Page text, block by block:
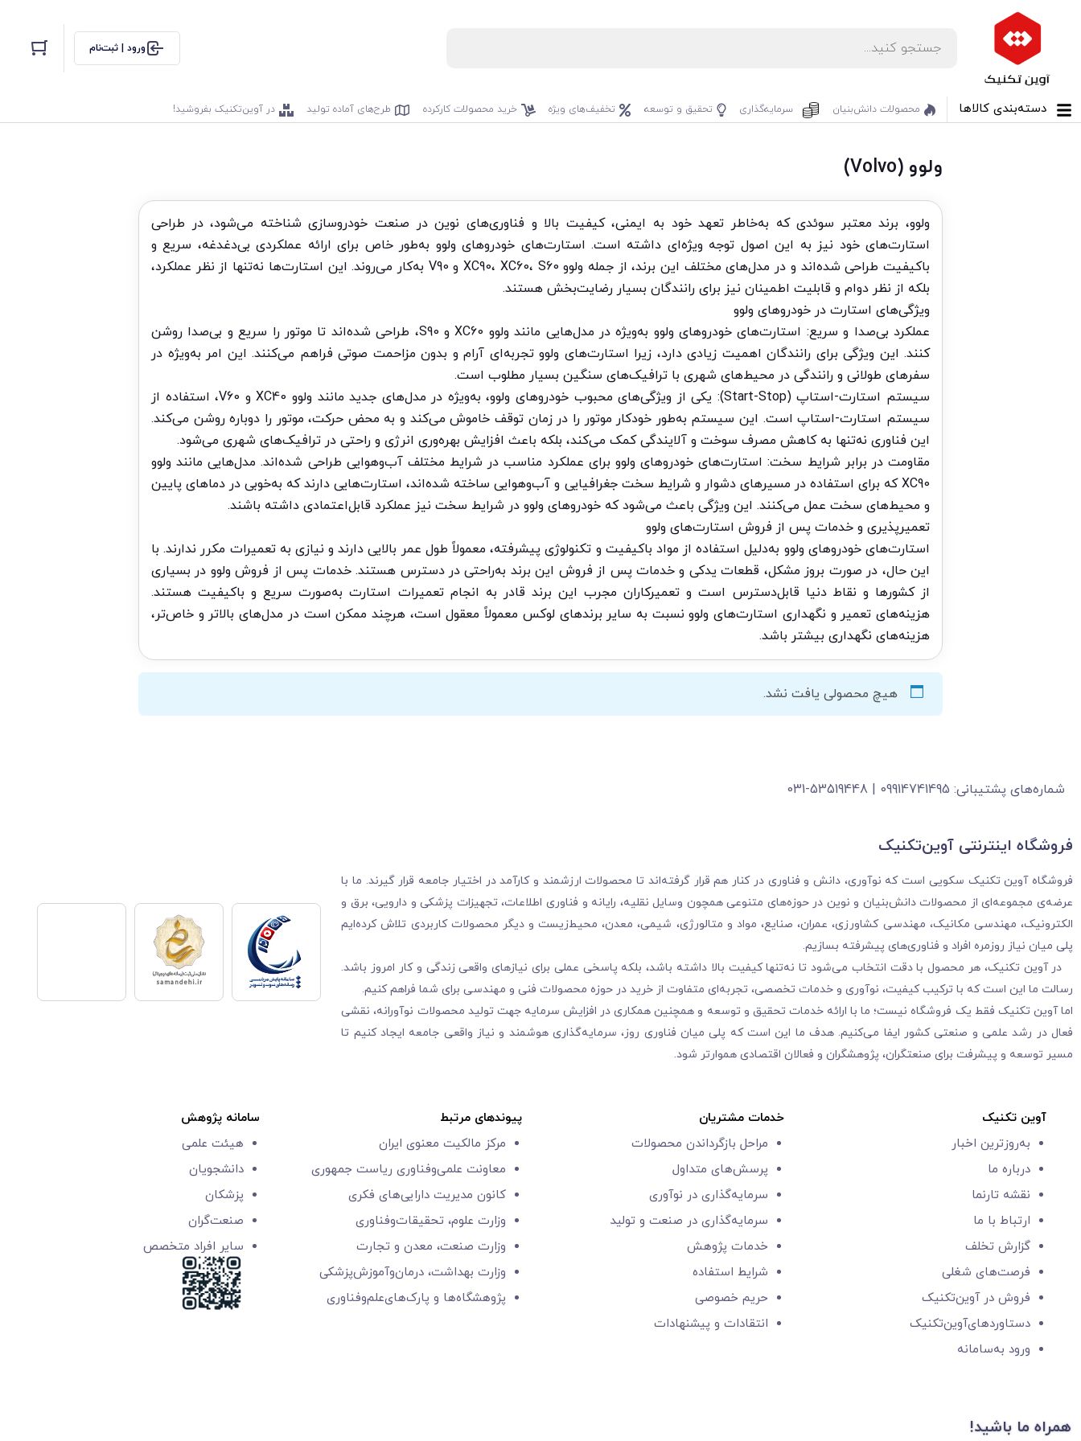
ورود | ثبت‌نام
دسته‌بندی کالاها محصولات دانش‌بنیان‌ سرمایه‌گذاری تحقیق و توسعه تخفیف‌های ویژه خرید محصولات کارکرده طرح‌های آماده تولید در آوین‌تکنیک بفروشید!
ولوو (Volvo)
ولوو، برند معتبر سوئدی که به‌خاطر تعهد خود به ایمنی، کیفیت بالا و فناوری‌های نوین در صنعت خودروسازی شناخته می‌شود، در طراحی
استارت‌های خود نیز به این اصول توجه ویژه‌ای داشته است. استارت‌های خودروهای ولوو به‌طور خاص برای ارائه عملکردی بی‌دغدغه، سریع و
باکیفیت طراحی شده‌اند و در مدل‌های مختلف این برند، از جمله ولوو XC90، XC60، S60 و V90 به‌کار می‌روند. این استارت‌ها نه‌تنها از نظر عملکرد،
بلکه از نظر دوام و قابلیت اطمینان نیز برای رانندگان بسیار رضایت‌بخش هستند.
ویژگی‌های استارت در خودروهای ولوو
عملکرد بی‌صدا و سریع: استارت‌های خودروهای ولوو به‌ویژه در مدل‌هایی مانند ولوو XC60 و S90، طراحی شده‌اند تا موتور را سریع و بی‌صدا روشن
کنند. این ویژگی برای رانندگان اهمیت زیادی دارد، زیرا استارت‌های ولوو تجربه‌ای آرام و بدون مزاحمت صوتی فراهم می‌کنند. این امر به‌ویژه در
سفرهای طولانی و رانندگی در محیط‌های شهری با ترافیک‌های سنگین بسیار مطلوب است.
سیستم استارت-استاپ (Start-Stop): یکی از ویژگی‌های محبوب خودروهای ولوو، به‌ویژه در مدل‌های جدید مانند ولوو XC40 و V60، استفاده از
سیستم استارت-استاپ است. این سیستم به‌طور خودکار موتور را در زمان توقف خاموش می‌کند و به محض حرکت، موتور را دوباره روشن می‌کند.
این فناوری نه‌تنها به کاهش مصرف سوخت و آلایندگی کمک می‌کند، بلکه باعث افزایش بهره‌وری انرژی و راحتی در ترافیک‌های شهری می‌شود.
مقاومت در برابر شرایط سخت: استارت‌های خودروهای ولوو برای عملکرد مناسب در شرایط مختلف آب‌وهوایی طراحی شده‌اند. مدل‌هایی مانند ولوو
XC90 که برای استفاده در مسیرهای دشوار و شرایط سخت جغرافیایی و آب‌وهوایی ساخته شده‌اند، استارت‌هایی دارند که به‌خوبی در دماهای پایین
و محیط‌های سخت عمل می‌کنند. این ویژگی باعث می‌شود که خودروهای ولوو در شرایط سخت نیز عملکرد قابل‌اعتمادی داشته باشند.
تعمیرپذیری و خدمات پس از فروش استارت‌های ولوو
استارت‌های خودروهای ولوو به‌دلیل استفاده از مواد باکیفیت و تکنولوژی پیشرفته، معمولاً طول عمر بالایی دارند و نیازی به تعمیرات مکرر ندارند. با
این حال، در صورت بروز مشکل، قطعات یدکی و خدمات پس از فروش این برند به‌راحتی در دسترس هستند. خدمات پس از فروش ولوو در بسیاری
از کشورها و نقاط دنیا قابل‌دسترس است و تعمیرکاران مجرب این برند قادر به انجام تعمیرات استارت به‌صورت سریع و باکیفیت هستند.
هزینه‌های تعمیر و نگهداری استارت‌های ولوو نسبت به سایر برندهای لوکس معمولاً معقول است، هرچند ممکن است در مدل‌های بالاتر و خاص‌تر،
هزینه‌های نگهداری بیشتر باشد.
هیچ محصولی یافت نشد.
شماره‌های پشتیبانی: 09914741495 | 53519448-031
فروشگاه‌ اینترنتی آوین‌تکنیک
فروشگاه آوین تکنیک سکویی است که نوآوری، دانش و فناوری در کنار هم قرار گرفته‌اند تا محصولات ارزشمند و کارآمد در اختیار جامعه قرار گیرند. ما با
عرضه‌ی مجموعه‌ای از محصولات دانش‌بنیان و نوین در حوزه‌های متنوعی همچون وسایل نقلیه، رایانه و فناوری اطلاعات، تجهیزات پزشکی و دارویی، برق و
الکترونیک، مهندسی مکانیک، مهندسی کشاورزی، عمران، صنایع، مواد و متالورژی، شیمی، معدن، محیط‌زیست و دیگر محصولات کاربردی تلاش کرده‌ایم
پلی میان نیاز روزمره افراد و فناوری‌های پیشرفته بسازیم.
در آوین تکنیک، هر محصول با دقت انتخاب می‌شود تا نه‌تنها کیفیت بالا داشته باشد، بلکه پاسخی عملی برای نیازهای واقعی زندگی و کار امروز باشد.
رسالت ما این است که با ترکیب کیفیت، نوآوری و خدمات تخصصی، تجربه‌ای متفاوت از خرید در حوزه محصولات فنی و مهندسی برای شما فراهم کنیم.
اما آوین تکنیک فقط یک فروشگاه نیست؛ ما با ارائه خدمات تحقیق و توسعه و همچنین همکاری در افزایش سرمایه جهت تولید محصولات نوآورانه، نقشی
فعال در رشد علمی و صنعتی کشور ایفا می‌کنیم. هدف ما این است که پلی میان فناوری روز، سرمایه‌گذاری هوشمند و نیاز واقعی جامعه ایجاد کنیم تا
مسیر توسعه و پیشرفت برای صنعتگران، پژوهشگران و فعالان اقتصادی هموارتر شود.
آوین تکنیک
به‌روزترین اخبار
درباره ما
نقشه تارنما
ارتباط با ما
گزارش‌ تخلف
فرصت‌های شغلی
فروش در آوین‌تکنیک
دستاوردهای‌آوین‌تکنیک
ورود به‌سامانه
خدمات مشتریان
مراحل بازگرداندن محصولات
پرسش‌های متداول
سرمایه‌گذاری در نوآوری
سرمایه‌گذاری در صنعت و تولید
خدمات پژوهش
شرایط استفاده
حریم خصوصی
انتقادات و پیشنهادات
پیوندهای مرتبط
مرکز مالکیت معنوی ایران
معاونت علمی‌و‌فناوری ریاست جمهوری
کانون مدیریت دارایی‌های فکری
وزارت علوم، تحقیقات‌وفناوری
وزارت صنعت، معدن و تجارت
وزارت بهداشت، درمان‌وآموزش‌پزشکی
پژوهشگاه‌ها و پارک‌های‌‌علم‌‌و‌فناوری
سامانه پژوهش
هیئت علمی
دانشجویان
پزشکان
صنعت‌گران
سایر افراد متخصص
همراه ما باشید!